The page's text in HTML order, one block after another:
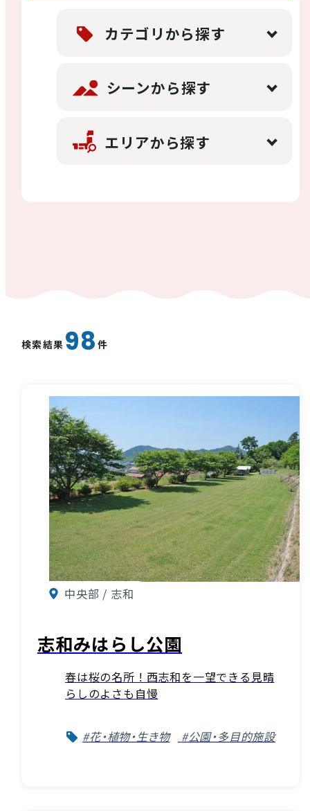
カテゴリから探す
シーンから探す
エリアから探す
検索結果 98 件
中央部 / 志和
志和みはらし公園
春は桜の名所！西志和を一望できる見晴
らしのよさも自慢
#花・植物・生き物 #公園・多目的施設
体験・ガイド
特集記事
その他注目コンテンツ